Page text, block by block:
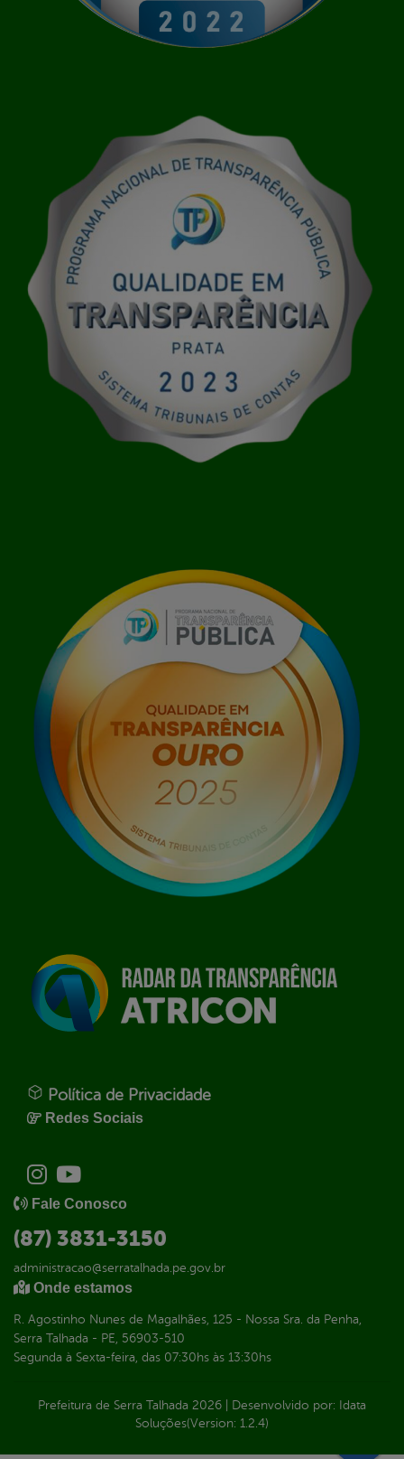
Política de Privacidade
Redes Sociais
Fale Conosco
(87) 3831-3150
administracao@serratalhada.pe.gov.br
Onde estamos
R. Agostinho Nunes de Magalhães, 125 - Nossa Sra. da Penha,
Serra Talhada - PE, 56903-510
Segunda à Sexta-feira, das 07:30hs às 13:30hs
Prefeitura de Serra Talhada 2026 Desenvolvido por: Idata
Soluções(Version: 1.2.4)